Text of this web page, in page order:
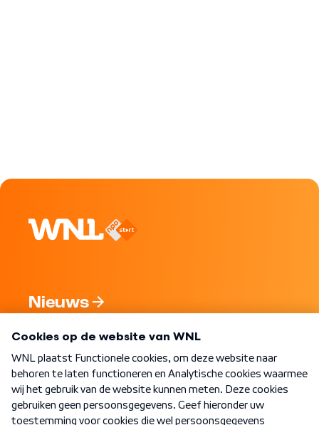
Nieuws
Nieuwsbrief
Word Lid